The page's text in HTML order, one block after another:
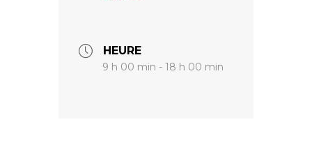
HEURE
9 h 00 min - 18 h 00 min